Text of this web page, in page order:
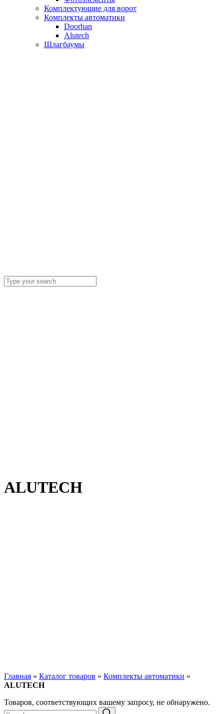
Комплектующие для ворот
Комплекты автоматики
Doorhan
Alutech
Шлагбаумы
ALUTECH
Главная » Каталог товаров » Комплекты автоматики »
ALUTECH
Товаров, соответствующих вашему запросу, не обнаружено.
Search